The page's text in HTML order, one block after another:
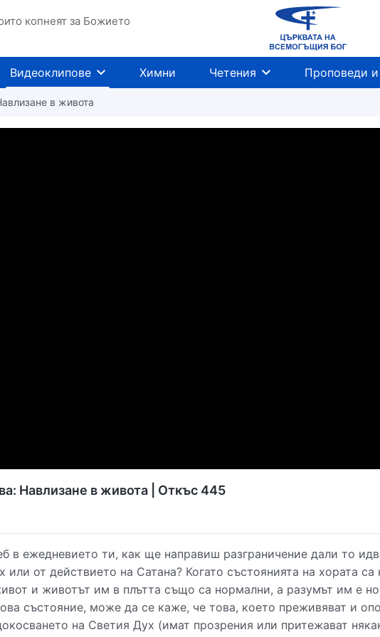
копнеят за Божието
Видеоклипове Химни Четения Проповеди
в живота
Навлизане в живота | Откъс 445
в ежедневието ти, как ще направиш разграничение дали то
от действието на Сатана? Когато състоянията на хората са
и животът им в плътта също са нормални, а разумът им е
състояние, може да се каже, че това, което преживяват и
на Светия Дух (имат прозрения или притежават